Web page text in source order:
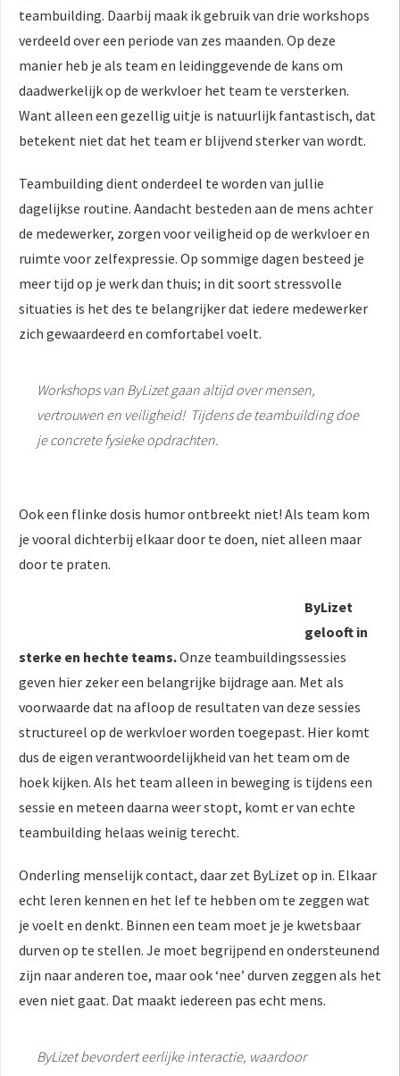
teambuilding. Daarbij maak ik gebruik van drie workshops
verdeeld over een periode van zes maanden. Op deze
manier heb je als team en leidinggevende de kans om
daadwerkelijk op de werkvloer het team te versterken.
Want alleen een gezellig uitje is natuurlijk fantastisch, dat
betekent niet dat het team er blijvend sterker van wordt.
Teambuilding dient onderdeel te worden van jullie
dagelijkse routine. Aandacht besteden aan de mens achter
de medewerker, zorgen voor veiligheid op de werkvloer en
ruimte voor zelfexpressie. Op sommige dagen besteed je
meer tijd op je werk dan thuis; in dit soort stressvolle
situaties is het des te belangrijker dat iedere medewerker
zich gewaardeerd en comfortabel voelt.
Workshops van ByLizet gaan altijd over mensen,
vertrouwen en veiligheid! Tijdens de teambuilding doe
je concrete fysieke opdrachten.
Ook een flinke dosis humor ontbreekt niet! Als team kom
je vooral dichterbij elkaar door te doen, niet alleen maar
door te praten.
ByLizet
gelooft in
sterke en hechte teams.Onze teambuildingssessies
geven hier zeker een belangrijke bijdrage aan. Met als
voorwaarde dat na afloop de resultaten van deze sessies
structureel op de werkvloer worden toegepast. Hier komt
dus de eigen verantwoordelijkheid van het team om de
hoek kijken. Als het team alleen in beweging is tijdens een
sessie en meteen daarna weer stopt, komt er van echte
teambuilding helaas weinig terecht.
Onderling menselijk contact, daar zet ByLizet op in. Elkaar
echt leren kennen en het lef te hebben om te zeggen wat
je voelt en denkt. Binnen een team moet je je kwetsbaar
durven op te stellen. Je moet begrijpend en ondersteunend
zijn naar anderen toe, maar ook ‘nee’ durven zeggen als het
even niet gaat. Dat maakt iedereen pas echt mens.
ByLizet bevordert eerlijke interactie, waardoor